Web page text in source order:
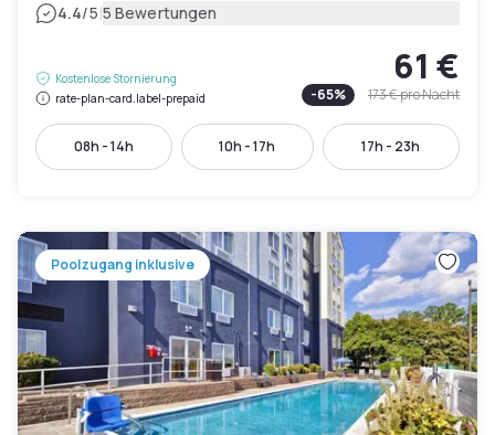
4.4/5|5 Bewertungen
Kostenlose Stornierung
rate-plan-card.label-prepaid
61 €
-65% 173 €pro Nacht
08h - 14h 10h - 17h 17h - 23h
Poolzugang inklusive